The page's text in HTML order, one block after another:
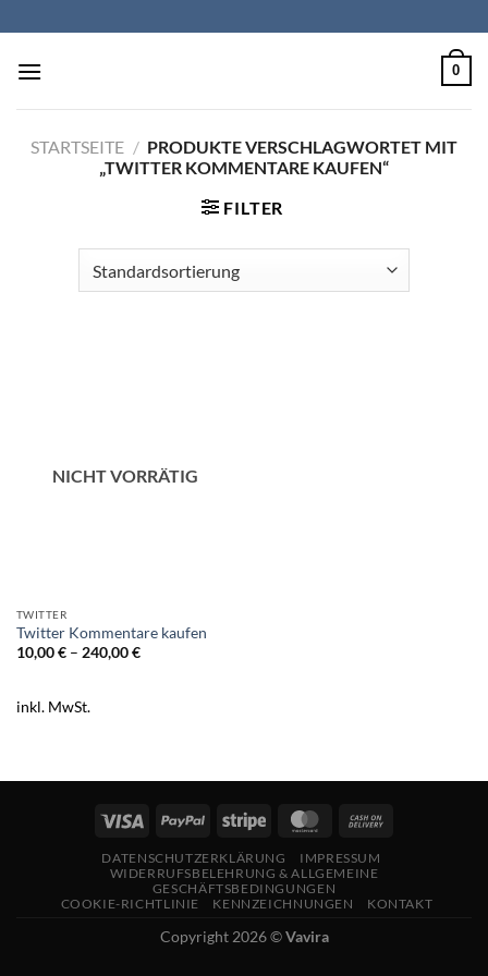
Inhalt
springen
0
STARTSEITE / PRODUKTE VERSCHLAGWORTET MIT
„TWITTER KOMMENTARE KAUFEN“
FILTER
NICHT VORRÄTIG
TWITTER
Twitter Kommentare kaufen
10,00€– 240,00€
inkl. MwSt.
DATENSCHUTZERKLÄRUNG
IMPRESSUM
WIDERRUFSBELEHRUNG & ALLGEMEINE
GESCHÄFTSBEDINGUNGEN
COOKIE-RICHTLINIE
KENNZEICHNUNGEN KONTAKT
Copyright 2026 ©Vavira